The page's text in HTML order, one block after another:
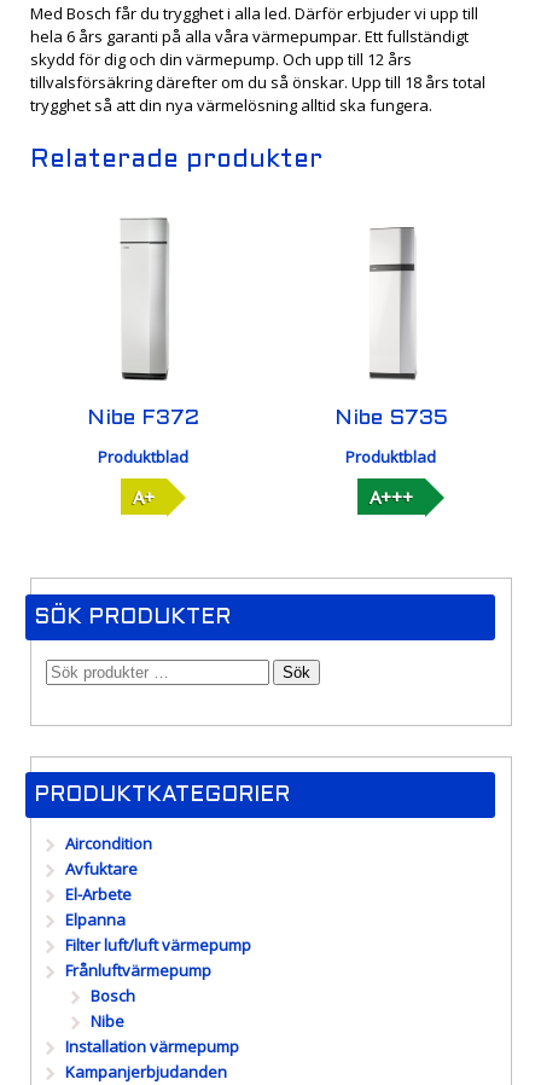
Med Bosch får du trygghet i alla led. Därför erbjuder vi upp till
hela 6 års garanti på alla våra värmepumpar. Ett fullständigt
skydd för dig och din värmepump. Och upp till 12 års
tillvalsförsäkring därefter om du så önskar. Upp till 18 års total
trygghet så att din nya värmelösning alltid ska fungera.
Relaterade produkter
Nibe F372
Produktblad
A+
Nibe S735
Produktblad
A+++
SÖK PRODUKTER
Sök
PRODUKTKATEGORIER
Aircondition
Avfuktare
El-Arbete
Elpanna
Filter luft/luft värmepump
Frånluftvärmepump
Bosch
Nibe
Installation värmepump
Kampanjerbjudanden